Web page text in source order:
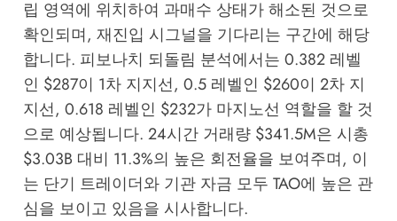
립 영역에 위치하여 과매수 상태가 해소된 것으로
확인되며, 재진입 시그널을 기다리는 구간에 해당
합니다. 피보나치 되돌림 분석에서는 0.382 레벨
인 $287이 1차 지지선, 0.5 레벨인 $260이 2차 지
지선, 0.618 레벨인 $232가 마지노선 역할을 할 것
으로 예상됩니다. 24시간 거래량 $341.5M은 시총
$3.03B 대비 11.3%의 높은 회전율을 보여주며, 이
는 단기 트레이더와 기관 자금 모두 TAO에 높은 관
심을 보이고 있음을 시사합니다.